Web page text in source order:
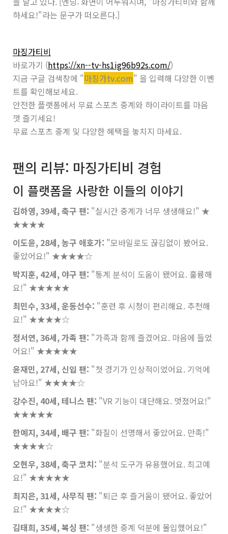
하세요!"라는 문구가 떠오른다.]
마징가티비
바로가기 (https://xn--tv-hs1ig96b92s.com/)
지금 구글 검색창에 "마징가tv.com" 을 입력해 다양한 이벤
트를 확인해보세요.
안전한 플랫폼에서 무료 스포츠 중계와 하이라이트를 마음
껏 즐기세요!
무료 스포츠 중계 및 다양한 혜택을 놓치지 마세요.
팬의 리뷰: 마징가티비 경험
이 플랫폼을 사랑한 이들의 이야기
김하영, 39세, 축구 팬: "실시간 중계가 너무 생생해요!" ★
★★★★
이도윤, 28세, 농구 애호가: "모바일로도 끊김없이 봤어요.
좋았어요!" ★★★★☆
박지훈, 42세, 야구 팬: "통계 분석이 도움이 됐어요. 훌륭해
요!" ★★★★★
최민수, 33세, 운동선수: "훈련 후 시청이 편리해요. 추천해
요!" ★★★★☆
정서연, 36세, 가족 팬: "가족과 함께 즐겼어요. 마음에 들었
어요!" ★★★★★
윤재민, 27세, 신입 팬: "첫 경기가 인상적이었어요. 기억에
남아요!" ★★★★☆
강수진, 40세, 테니스 팬: "VR 기능이 대단해요. 멋졌어요!"
★★★★★
한예지, 34세, 배구 팬: "화질이 선명해서 좋았어요. 만족!"
★★★★☆
오현우, 38세, 축구 코치: "분석 도구가 유용했어요. 최고예
요!" ★★★★★
최지은, 31세, 사무직 팬: "퇴근 후 즐거움이 됐어요. 좋았어
요!" ★★★★☆
김태희, 35세, 복싱 팬: "생생한 중계 덕분에 몰입했어요!"